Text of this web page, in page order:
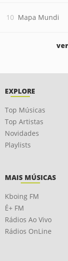
Mapa Mundi
EXPLORE
Top Músicas
Top Artistas
Novidades
Playlists
MAIS MÚSICAS
Kboing FM
É+ FM
Rádios Ao Vivo
Rádios OnLine